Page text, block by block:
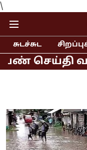
\
சுடச்சுட